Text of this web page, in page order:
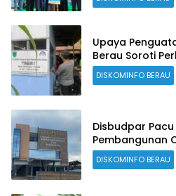
Upaya
Berau Soroti
DISKOMINFO BERAU
Disbudpar
Pembangunan
DISKOMINFO BERAU